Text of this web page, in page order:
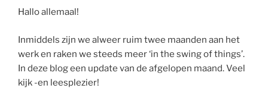
Hallo allemaal!
Inmiddels zijn we alweer ruim twee maanden aan het
werk en raken we steeds meer ‘in the swing of things’.
In deze blog een update van de afgelopen maand. Veel
kijk -en leesplezier!